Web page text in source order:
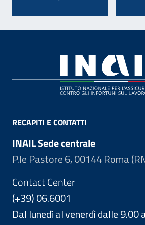
RECAPITI E CONTATTI
INAIL Sede centrale
P.le Pastore 6, 00144 Roma
Contact Center
(+39) 06.6001
Dal lunedì al venerdì dalle 9.00